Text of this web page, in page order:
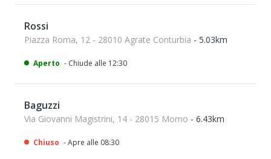
Rossi
Piazza Roma, 12 - 28010 Agrate Conturbia - 5.03km
Aperto - Chiude alle 12:30
Baguzzi
Via Giovanni Magistrini, 14 - 28015 Momo - 6.43km
Chiuso - Apre alle 08:30